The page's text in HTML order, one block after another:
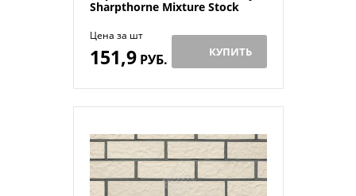
Sharpthorne Mixture Stock
Цена за шт
151,9РУБ. КУПИТЬ